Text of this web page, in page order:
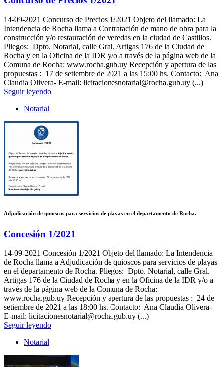
14-09-2021 Concurso de Precios 1/2021 Objeto del llamado: La
Intendencia de Rocha llama a Contratación de mano de obra para la
construcción y/o restauración de veredas en la ciudad de Castillos.
Pliegos: Dpto. Notarial, calle Gral. Artigas 176 de la Ciudad de
Rocha y en la Oficina de la IDR y/o a través de la página web de la
Comuna de Rocha: www.rocha.gub.uy Recepción y apertura de las
propuestas : 17 de setiembre de 2021 a las 15:00 hs. Contacto: Ana
Claudia Olivera- E-mail: licitacionesnotarial@rocha.gub.uy (...)
Seguir leyendo
Notarial
Adjudicación de quioscos para servicios de playas en el departamento de Rocha.
Concesión 1/2021
14-09-2021 Concesión 1/2021 Objeto del llamado: La Intendencia
de Rocha llama a Adjudicación de quioscos para servicios de playas
en el departamento de Rocha. Pliegos: Dpto. Notarial, calle Gral.
Artigas 176 de la Ciudad de Rocha y en la Oficina de la IDR y/o a
través de la página web de la Comuna de Rocha:
www.rocha.gub.uy Recepción y apertura de las propuestas : 24 de
setiembre de 2021 a las 18:00 hs. Contacto: Ana Claudia Olivera-
E-mail: licitacionesnotarial@rocha.gub.uy (...)
Seguir leyendo
Notarial